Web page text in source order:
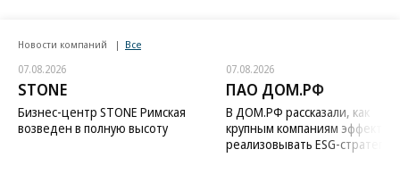
Новости компаний Все
07.08.2026
STONE
Бизнес-центр STONE Римская
возведен в полную высоту
07.08.2026
ПАО ДОМ.РФ
В ДОМ.РФ рассказали, как
крупным компаниям
реализовывать ESG-стратегию